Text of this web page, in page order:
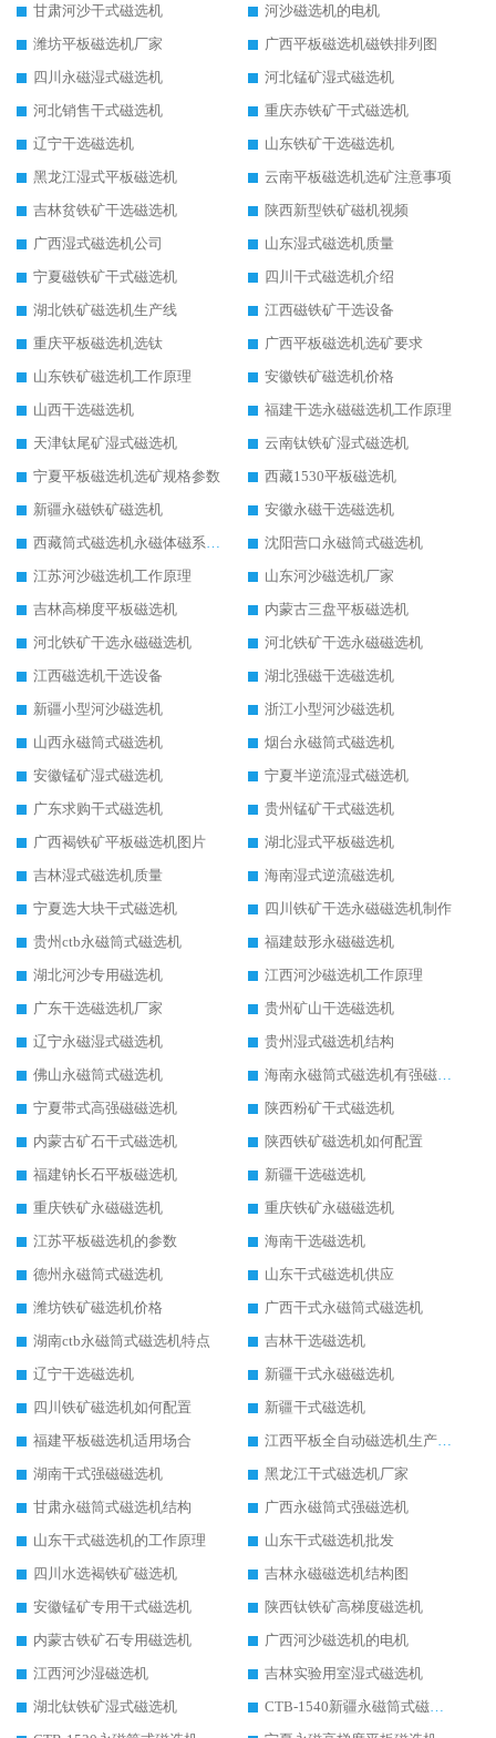
甘肃河沙干式磁选机
河沙磁选机的电机
潍坊平板磁选机厂家
广西平板磁选机磁铁排列图
四川永磁湿式磁选机
河北锰矿湿式磁选机
河北销售干式磁选机
重庆赤铁矿干式磁选机
辽宁干选磁选机
山东铁矿干选磁选机
黑龙江湿式平板磁选机
云南平板磁选机选矿注意事项
吉林贫铁矿干选磁选机
陕西新型铁矿磁机视频
广西湿式磁选机公司
山东湿式磁选机质量
宁夏磁铁矿干式磁选机
四川干式磁选机介绍
湖北铁矿磁选机生产线
江西磁铁矿干选设备
重庆平板磁选机选钛
广西平板磁选机选矿要求
山东铁矿磁选机工作原理
安徽铁矿磁选机价格
山西干选磁选机
福建干选永磁磁选机工作原理
天津钛尾矿湿式磁选机
云南钛铁矿湿式磁选机
宁夏平板磁选机选矿规格参数
西藏1530平板磁选机
新疆永磁铁矿磁选机
安徽永磁干选磁选机
西藏筒式磁选机永磁体磁系设计
沈阳营口永磁筒式磁选机
江苏河沙磁选机工作原理
山东河沙磁选机厂家
吉林高梯度平板磁选机
内蒙古三盘平板磁选机
河北铁矿干选永磁磁选机
河北铁矿干选永磁磁选机
江西磁选机干选设备
湖北强磁干选磁选机
新疆小型河沙磁选机
浙江小型河沙磁选机
山西永磁筒式磁选机
烟台永磁筒式磁选机
安徽锰矿湿式磁选机
宁夏半逆流湿式磁选机
广东求购干式磁选机
贵州锰矿干式磁选机
广西褐铁矿平板磁选机图片
湖北湿式平板磁选机
吉林湿式磁选机质量
海南湿式逆流磁选机
宁夏选大块干式磁选机
四川铁矿干选永磁磁选机制作
贵州ctb永磁筒式磁选机
福建鼓形永磁磁选机
湖北河沙专用磁选机
江西河沙磁选机工作原理
广东干选磁选机厂家
贵州矿山干选磁选机
辽宁永磁湿式磁选机
贵州湿式磁选机结构
佛山永磁筒式磁选机
海南永磁筒式磁选机有强磁的吗
宁夏带式高强磁磁选机
陕西粉矿干式磁选机
内蒙古矿石干式磁选机
陕西铁矿磁选机如何配置
福建钠长石平板磁选机
新疆干选磁选机
重庆铁矿永磁磁选机
重庆铁矿永磁磁选机
江苏平板磁选机的参数
海南干选磁选机
德州永磁筒式磁选机
山东干式磁选机供应
潍坊铁矿磁选机价格
广西干式永磁筒式磁选机
湖南ctb永磁筒式磁选机特点
吉林干选磁选机
辽宁干选磁选机
新疆干式永磁磁选机
四川铁矿磁选机如何配置
新疆干式磁选机
福建平板磁选机适用场合
江西平板全自动磁选机生产厂家
湖南干式强磁磁选机
黑龙江干式磁选机厂家
甘肃永磁筒式磁选机结构
广西永磁筒式强磁选机
山东干式磁选机的工作原理
山东干式磁选机批发
四川水选褐铁矿磁选机
吉林永磁磁选机结构图
安徽锰矿专用干式磁选机
陕西钛铁矿高梯度磁选机
内蒙古铁矿石专用磁选机
广西河沙磁选机的电机
江西河沙湿磁选机
吉林实验用室湿式磁选机
湖北钛铁矿湿式磁选机
CTB-1540新疆永磁筒式磁选机